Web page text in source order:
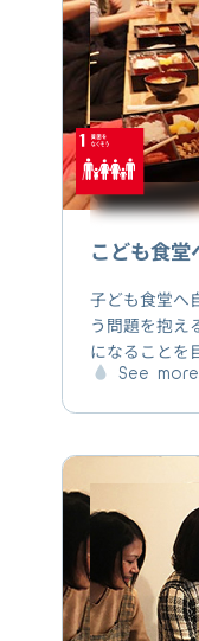
て支援してい
こども食
子ども食堂へ
う問題を抱え
になることを
に食事を提供
ルキークイー
付2018年：
（約 5,400 食
キークイーン
※1 食分を米
See more